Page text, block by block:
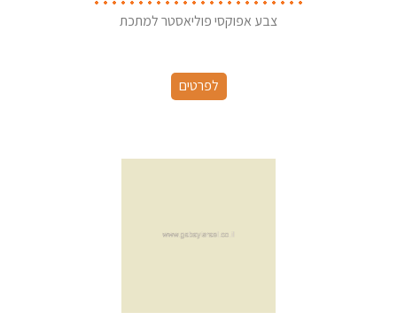
צבע אפוקסי פוליאסטר למתכת
לפרטים